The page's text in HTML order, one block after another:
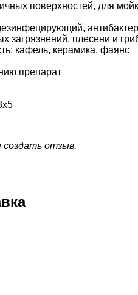
поверхностей, для
загрязнений, плесени и
: кафель, керамика, фаянс
препарат
отзыв.